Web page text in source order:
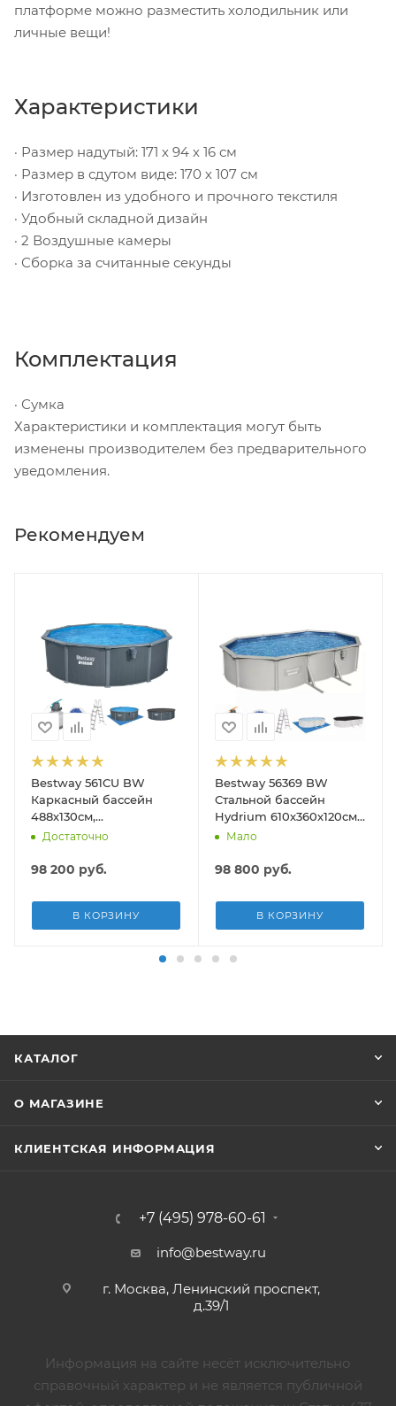
платформе можно разместить холодильник или
личные вещи!
Характеристики
· Размер надутый: 171 х 94 х 16 см
· Размер в сдутом виде: 170 х 107 см
· Изготовлен из удобного и прочного текстиля
· Удобный складной дизайн
· 2 Воздушные камеры
· Сборка за считанные секунды
Комплектация
· Сумка
Характеристики и комплектация могут быть
изменены производителем без предварительного
уведомления.
Рекомендуем
Bestway 561CU BW
Каркасный бассейн
488х130см,
композитный, 21490л,
лестн, тент, подст, дисп.
Достаточно
98 200 руб.
В КОРЗИНУ
Bestway 56369 BW
Стальной бассейн
Hydrium 610х360х120см,
19929л, песч.фил.-нас
подст.
Мало
98 800 руб.
В КОРЗИНУ
КАТАЛОГ
О МАГАЗИНЕ
КЛИЕНТСКАЯ ИНФОРМАЦИЯ
+7 (495) 978-60-61
info@bestway.ru
г. Москва, Ленинский проспект,
д.39/1
Информация на сайте несёт исключительно
справочный характер и не является публичной